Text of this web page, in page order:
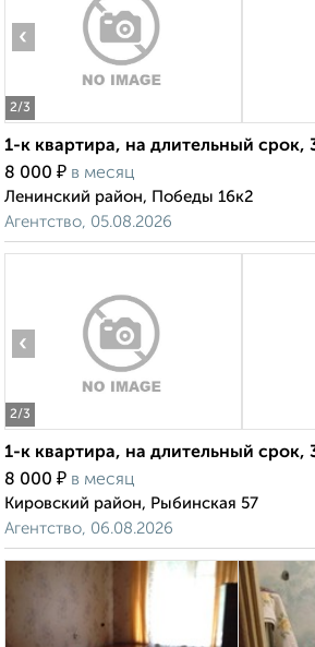
2/3
‹
1-к квартира, на длительный срок,
8 000 ₽ в месяц
Ленинский район, Победы 16к2
Агентство, 05.08.2026
2/3
‹
1-к квартира, на длительный срок,
8 000 ₽ в месяц
Кировский район, Рыбинская 57
Агентство, 06.08.2026